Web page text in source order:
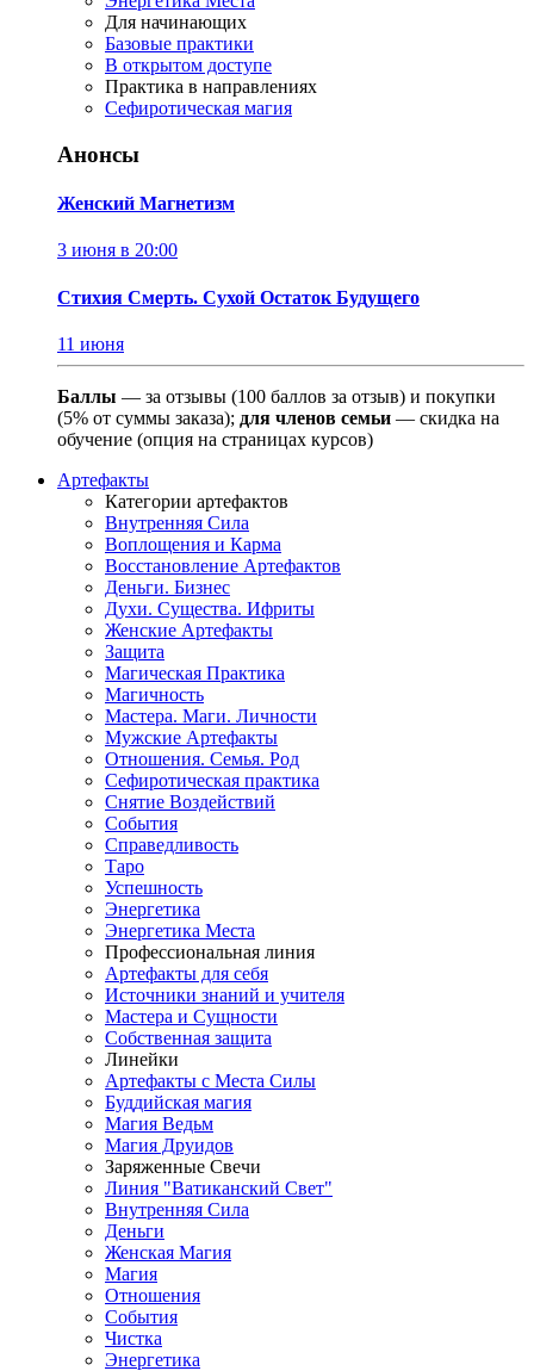
Для начинающих
Базовые практики
В открытом доступе
Практика в направлениях
Сефиротическая магия
Анонсы
Женский Магнетизм
3 июня в 20:00
Стихия Смерть. Сухой Остаток Будущего
11 июня
Баллы — за отзывы (100 баллов за отзыв) и покупки
(5% от суммы заказа); для членов семьи — скидка на
обучение (опция на страницах курсов)
Артефакты
Категории артефактов
Внутренняя Сила
Воплощения и Карма
Восстановление Артефактов
Деньги. Бизнес
Духи. Существа. Ифриты
Женские Артефакты
Защита
Магическая Практика
Магичность
Мастера. Маги. Личности
Мужские Артефакты
Отношения. Семья. Род
Сефиротическая практика
Снятие Воздействий
События
Справедливость
Таро
Успешность
Энергетика
Энергетика Места
Профессиональная линия
Артефакты для себя
Источники знаний и учителя
Мастера и Сущности
Собственная защита
Линейки
Артефакты с Места Силы
Буддийская магия
Магия Ведьм
Магия Друидов
Заряженные Свечи
Линия "Ватиканский Свет"
Внутренняя Сила
Деньги
Женская Магия
Магия
Отношения
События
Чистка
Энергетика